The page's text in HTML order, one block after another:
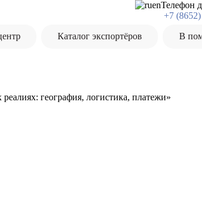
ruenТелефон
+7
Каталог экспортёров В
география, логистика, платежи»